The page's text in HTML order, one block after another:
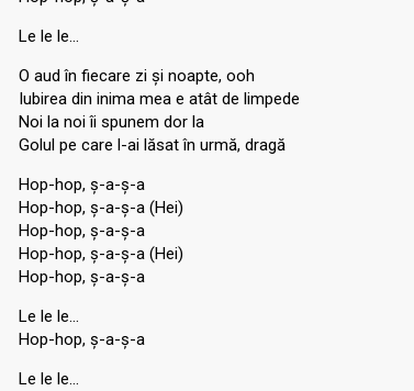
Le le le…
O aud în fiecare zi și noapte, ooh
Iubirea din inima mea e atât de limpede
Noi la noi îi spunem dor la
Golul pe care l-ai lăsat în urmă, dragă
Hop-hop, ș-a-ș-a
Hop-hop, ș-a-ș-a (Hei)
Hop-hop, ș-a-ș-a
Hop-hop, ș-a-ș-a (Hei)
Hop-hop, ș-a-ș-a
Le le le…
Hop-hop, ș-a-ș-a
Le le le…